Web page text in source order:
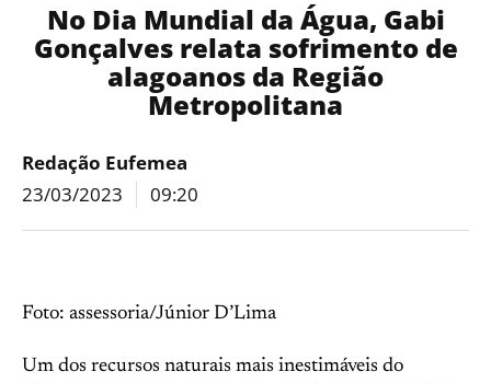
No Dia Mundial da Água, Gabi
Gonçalves relata sofrimento de
alagoanos da Região
Metropolitana
Redação Eufemea
23/03/2023
09:20
Foto: assessoria/Júnior D’Lima
Um dos recursos naturais mais inestimáveis do